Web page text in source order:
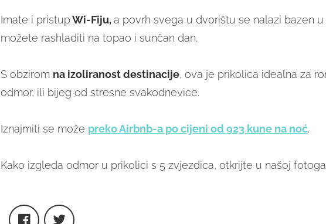
Imate i pristupWi-Fiju,a povrh svega u dvorištu se nalazi bazen
možete rashladiti na topao i sunčan dan.
S obzirom na izoliranost destinacije, ova je prikolica idealna za
odmor, ili bijeg od stresne svakodnevice.
Iznajmiti se može preko Airbnb-a po cijeni od 923 kune na noć.
Kako izgleda odmor u prikolici s 5 zvjezdica, otkrijte u našoj